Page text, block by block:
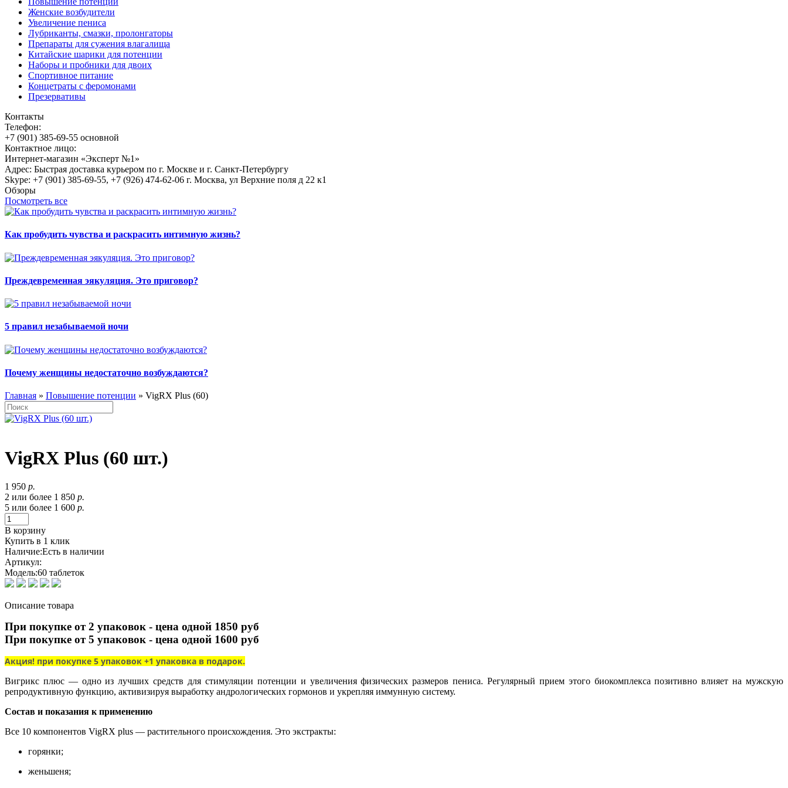
Женские возбудители
Увеличение пениса
Лубриканты, смазки, пролонгаторы
Препараты для сужения влагалища
Китайские шарики для потенции
Наборы и пробники для двоих
Спортивное питание
Концетраты с феромонами
Презервативы
Контакты
Телефон:
+7 (901) 385-69-55 основной
Контактное лицо:
Интернет-магазин «Эксперт №1»
Адрес: Быстрая доставка курьером по г. Москве и г. Санкт-Петербургу
Skype: +7 (901) 385-69-55, +7 (926) 474-62-06 г. Москва, ул Верхние поля д 22 к1
Обзоры
Посмотреть все
Как пробудить чувства и раскрасить интимную жизнь?
Преждевременная эякуляция. Это приговор?
5 правил незабываемой ночи
Почему женщины недостаточно возбуждаются?
Главная » Повышение потенции » VigRX Plus (60)
VigRX Plus (60 шт.)
1 950 р.
2 или более 1 850 р.
5 или более 1 600 р.
В корзину
Купить в 1 клик
Наличие:Есть в наличии
Артикул:
Модель:60 таблеток
Описание товара
При покупке от 2 упаковок - цена одной 1850 руб
При покупке от 5 упаковок - цена одной 1600 руб
Акция! при покупке 5 упаковок +1 упаковка в подарок.
Вигрикс плюс ― одно из лучших средств для стимуляции потенции и увеличения физических размеров пениса. Регулярный прием этого биокомплекса позитивно влияет на мужскую
репродуктивную функцию, активизируя выработку андрологических гормонов и укрепляя иммунную систему.
Состав и показания к применению
Все 10 компонентов VigRX plus ― растительного происхождения. Это экстракты:
горянки;
женьшеня;